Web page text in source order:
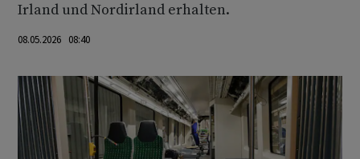
Irland und Nordirland erhalten.
08.05.2026 08:40